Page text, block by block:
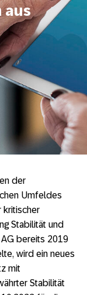
aus
der
Umfeldes
kritischer
Stabilität und
bereits 2019
wird ein neues
mit
Stabilität